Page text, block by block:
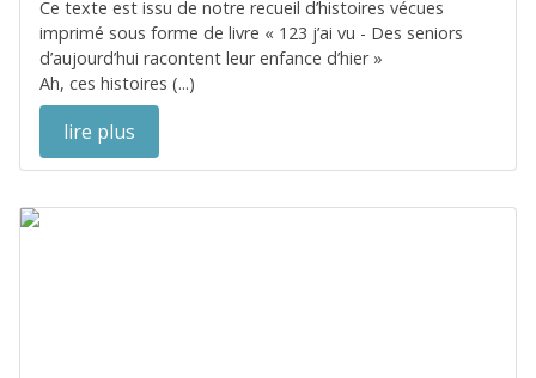
Ce texte est issu de notre recueil d’histoires vécues
imprimé sous forme de livre « 123 j’ai vu - Des seniors
d’aujourd’hui racontent leur enfance d’hier »
Ah, ces histoires (...)
lire plus